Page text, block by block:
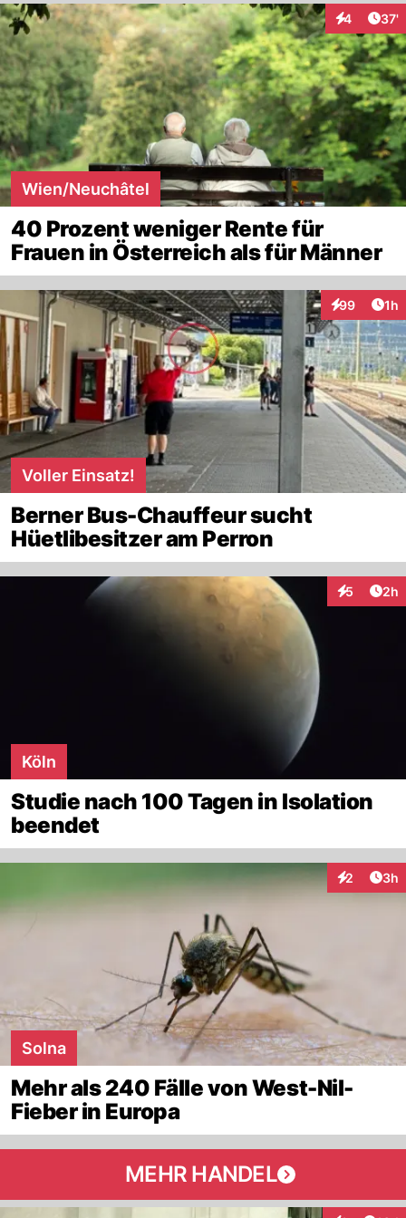
4 37'
Wien/Neuchâtel
40 Prozent weniger Rente für
Frauen in Österreich als für Männer
99
Interaktionen
1h
Voller Einsatz!
Berner Bus-Chauffeur sucht
Hüetlibesitzer am Perron
5 2h
Köln
Studie nach 100 Tagen in Isolation
beendet
2 3h
Solna
Mehr als 240 Fälle von West-Nil-
Fieber in Europa
MEHR HANDEL